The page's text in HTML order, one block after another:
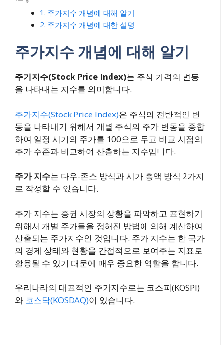
주가지수 개념에 대해 알기
주가지수 개념에 대한 설명
주가지수 개념에 대해 알기
주가지수(Stock Price Index)는 주식 가격의 변동
을 나타내는 지수를 의미합니다.
주가지수(Stock Price Index)은 주식의 전반적인 변
동을 나타내기 위해서 개별 주식의 주가 변동을 종합
하여 일정 시기의 주가를 100으로 두고 비교 시점의
주가 수준과 비교하여 산출하는 지수입니다.
주가 지수는 다우-존스 방식과 시가 총액 방식 2가지
로 작성할 수 있습니다.
주가 지수는 증권 시장의 상황을 파악하고 표현하기
위해서 개별 주가들을 정해진 방법에 의해 계산하여
산출되는 주가지수인 것입니다. 주가 지수는 한 국가
의 경제 상태와 현황을 간접적으로 보여주는 지표로
활용될 수 있기 때문에 매우 중요한 역할을 합니다.
우리나라의 대표적인 주가지수로는 코스피(KOSPI)
와 코스닥(KOSDAQ)이 있습니다.